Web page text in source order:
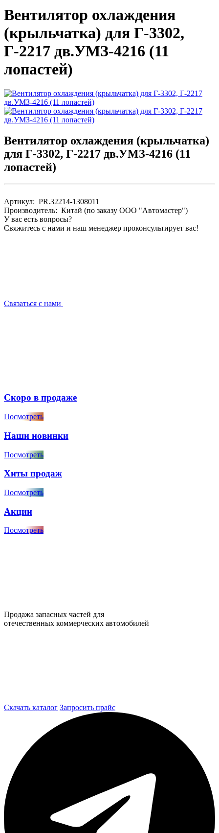
Вентилятор охлаждения
(крыльчатка) для Г-3302,
Г-2217 дв.УМЗ-4216 (11
лопастей)
Вентилятор охлаждения (крыльчатка)
для Г-3302, Г-2217 дв.УМЗ-4216 (11
лопастей)
Артикул: PR.32214-1308011
Производитель: Китай (по заказу ООО "Автомастер")
У вас есть вопросы?
Свяжитесь с нами и наш менеджер проконсультирует вас!
Связаться с нами
Скоро в продаже
Посмотреть
Наши новинки
Посмотреть
Хиты продаж
Посмотреть
Акции
Посмотреть
Продажа запасных частей для
отечественных коммерческих автомобилей
Скачать каталог Запросить прайс